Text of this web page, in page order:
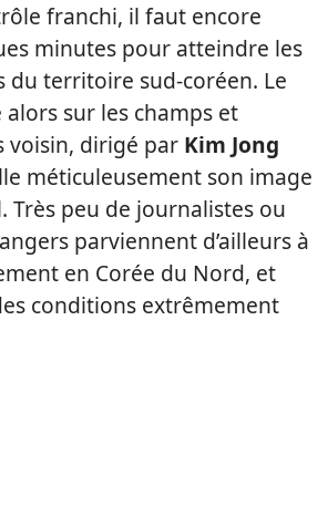
franchi, il faut encore
minutes pour atteindre les
du territoire sud-coréen. Le
sur les champs et
voisin, dirigé par Kim Jong
méticuleusement son image
Très peu de journalistes ou
parviennent d’ailleurs à
en Corée du Nord, et
conditions extrêmement